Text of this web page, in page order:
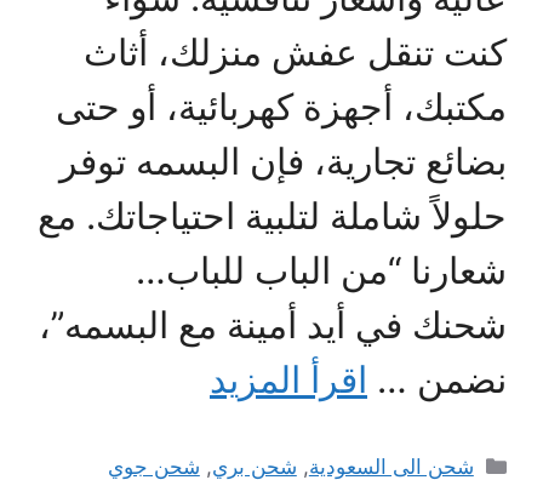
كنت تنقل عفش منزلك، أثاث
مكتبك، أجهزة كهربائية، أو حتى
بضائع تجارية، فإن البسمه توفر
حلولاً شاملة لتلبية احتياجاتك. مع
شعارنا “من الباب للباب…
شحنك في أيد أمينة مع البسمه”،
نضمن … اقرأ المزيد
التصنيفات
شحن الى السعودية, شحن بري, شحن جوي